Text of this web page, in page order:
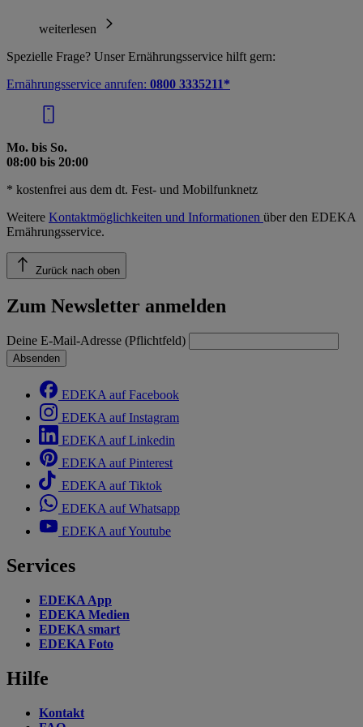
weiterlesen
Spezielle Frage? Unser Ernährungsservice hilft gern:
Ernährungsservice anrufen: 0800 3335211*
Mo. bis So.
08:00 bis 20:00
* kostenfrei aus dem dt. Fest- und Mobilfunknetz
Weitere Kontaktmöglichkeiten und Informationen über den EDEKA
Ernährungsservice.
Zurück nach oben
Zum Newsletter anmelden
Deine E-Mail-Adresse (Pflichtfeld)
Absenden
EDEKA auf Facebook
EDEKA auf Instagram
EDEKA auf Linkedin
EDEKA auf Pinterest
EDEKA auf Tiktok
EDEKA auf Whatsapp
EDEKA auf Youtube
Services
EDEKA App
EDEKA Medien
EDEKA smart
EDEKA Foto
Hilfe
Kontakt